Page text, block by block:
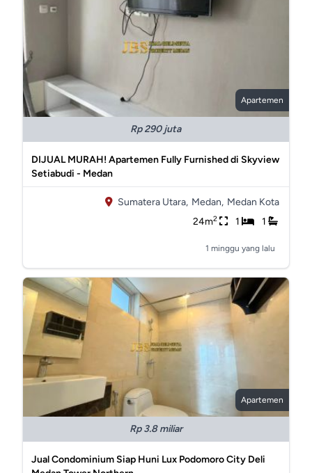
Apartemen
Rp 290 juta
DIJUAL MURAH! Apartemen Fully Furnished di Skyview
Setiabudi - Medan
Sumatera Utara, Medan, Medan Kota
24m2 1 1
1 minggu yang lalu
Apartemen
Rp 3.8 miliar
Jual Condominium Siap Huni Lux Podomoro City Deli